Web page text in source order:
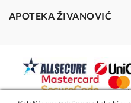
APOTEKA ŽIVANOVIĆ